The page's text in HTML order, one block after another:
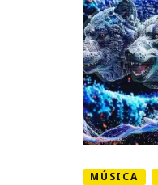
MÚSICA